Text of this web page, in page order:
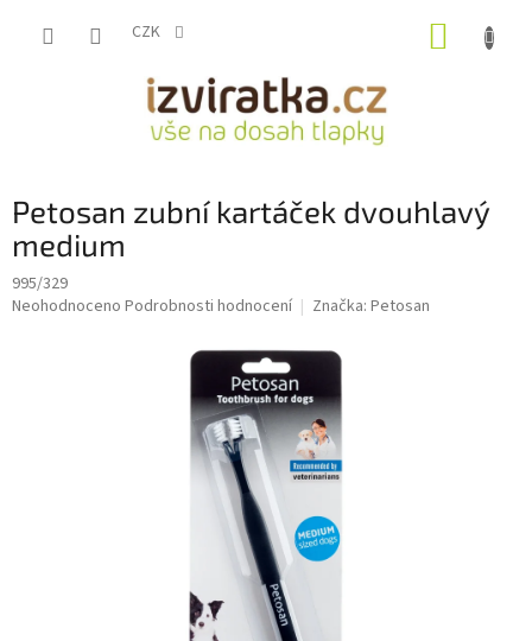
CZK
Petosan zubní kartáček dvouhlavý
medium
995/329
Průměrné
Neohodnoceno Podrobnosti hodnocení Značka: Petosan